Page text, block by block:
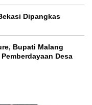
Dipangkas
Bupati Malang
Desa